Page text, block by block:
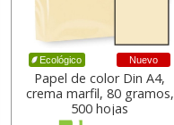
Ecológico Nuevo
Papel de color Din A4,
crema marfil, 80 gramos,
500 hojas